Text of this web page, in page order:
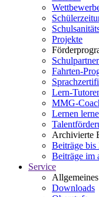
Projekte
Fahrten-
Lern-
MMG-
Lernen
Archivierte
Beiträge bis
Beiträge im
Service
Allgemeines
Downloads